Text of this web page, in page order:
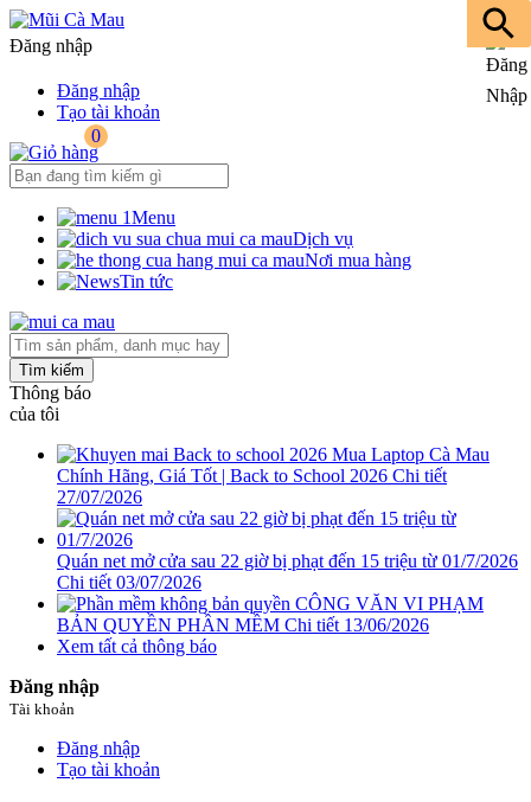
Đăng nhập
Đăng nhập
Tạo tài khoản
0
Menu
Dịch vụ
Nơi mua hàng
Tin tức
Tìm kiếm
Thông báo
của tôi
Mua Laptop Cà Mau
Chính Hãng, Giá Tốt | Back to School 2026 Chi tiết
27/07/2026
Quán net mở cửa sau 22 giờ bị phạt đến 15 triệu từ 01/7/2026
Chi tiết 03/07/2026
CÔNG VĂN VI PHẠM
BẢN QUYỀN PHẦN MỀM Chi tiết 13/06/2026
Xem tất cả thông báo
Đăng nhập
Tài khoản
Đăng nhập
Tạo tài khoản